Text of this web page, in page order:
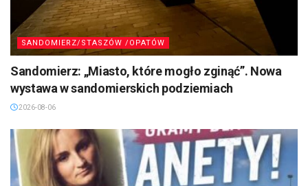
SANDOMIERZ/STASZÓW /OPATÓW
Sandomierz: „Miasto, które mogło zginąć”. Nowa
wystawa w sandomierskich podziemiach
2026-08-06